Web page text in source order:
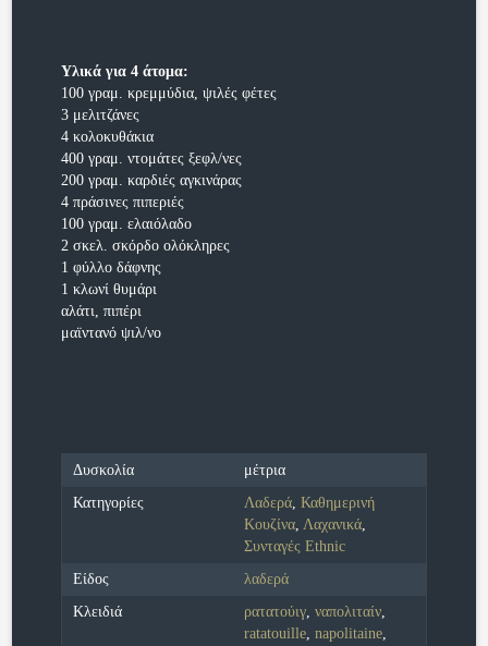
Υλικά για 4 άτομα:
100 γραμ. κρεμμύδια, ψιλές φέτες
3 μελιτζάνες
4 κολοκυθάκια
400 γραμ. ντομάτες ξεφλ/νες
200 γραμ. καρδιές αγκινάρας
4 πράσινες πιπεριές
100 γραμ. ελαιόλαδο
2 σκελ. σκόρδο ολόκληρες
1 φύλλο δάφνης
1 κλωνί θυμάρι
αλάτι, πιπέρι
μαϊντανό ψιλ/νο
Δυσκολία
μέτρια
Κατηγορίες
Λαδερά, Καθημερινή
Κουζίνα, Λαχανικά,
Συνταγές Ethnic
Είδος
λαδερά
Κλειδιά
ρατατούιγ, ναπολιταίν,
ratatouille, napolitaine,